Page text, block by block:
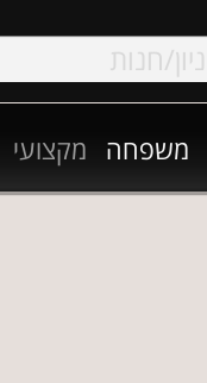
משפחה מקצועי